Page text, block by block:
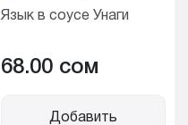
Язык в соусе Унаги
68.00 cом
Добавить